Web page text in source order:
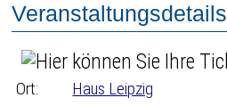
Veranstaltungsdetails
Ort:
Haus Leipzig